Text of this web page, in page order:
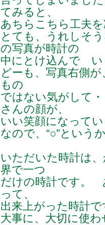
てみると、
あちらこちら工夫
とても、うれしそ
の写真が時計の
中にとけ込んで い
どーも、写真右側
もの
ではない気がして
さんの顔が、
いい笑顔になって
なので、“○”という
いただいた時計は
界で一つ
だけの時計です。
って、
出来上がった時計で
大事に、大切に使